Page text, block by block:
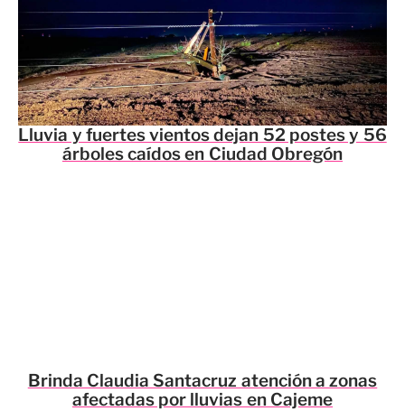
Lluvia y fuertes vientos dejan 52 postes y 56
árboles caídos en Ciudad Obregón
Brinda Claudia Santacruz atención a zonas
afectadas por lluvias en Cajeme